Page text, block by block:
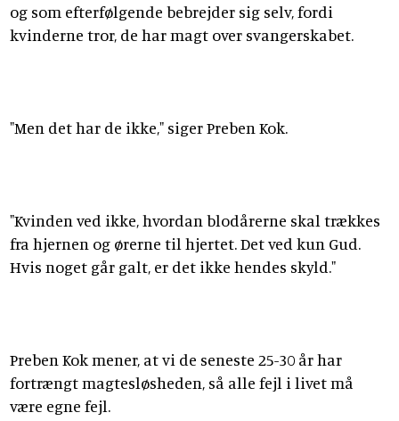
og som efterfølgende bebrejder sig selv, fordi
kvinderne tror, de har magt over svangerskabet.
"Men det har de ikke," siger Preben Kok.
"Kvinden ved ikke, hvordan blodårerne skal trækkes
fra hjernen og ørerne til hjertet. Det ved kun Gud.
Hvis noget går galt, er det ikke hendes skyld."
Preben Kok mener, at vi de seneste 25-30 år har
fortrængt magtesløsheden, så alle fejl i livet må
være egne fejl.